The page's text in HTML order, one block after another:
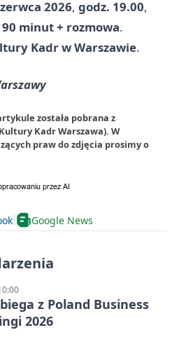
2026, godz. 19.00,
90 minut + rozmowa.
Kadr w Warszawie.
została pobrana z
Kadr Warszawa). W
praw do zdjęcia prosimy o
Google News
z Poland Business
2026